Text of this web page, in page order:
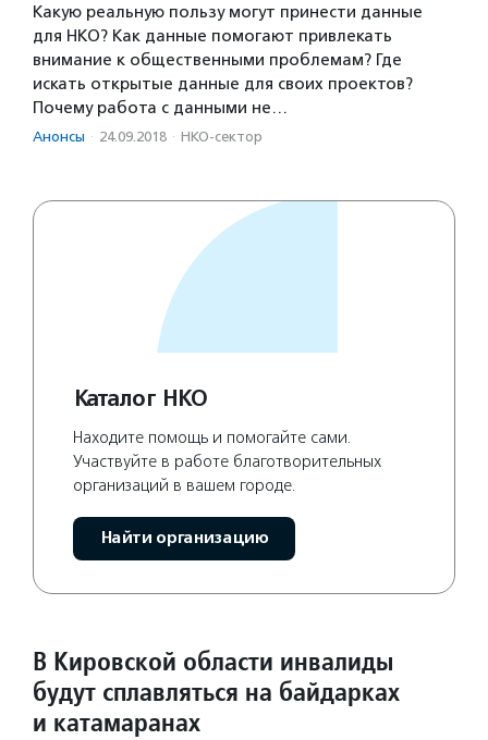
Какую реальную пользу могут принести данные
для НКО? Как данные помогают привлекать
внимание к общественными проблемам? Где
искать открытые данные для своих проектов?
Почему работа с данными не…
Анонсы · 24.09.2018 · НКО-сектор
Каталог НКО
Находите помощь и помогайте сами.
Участвуйте в работе благотворительных
организаций в вашем городе.
Найти организацию
В Кировской области инвалиды
будут сплавляться на байдарках
и катамаранах